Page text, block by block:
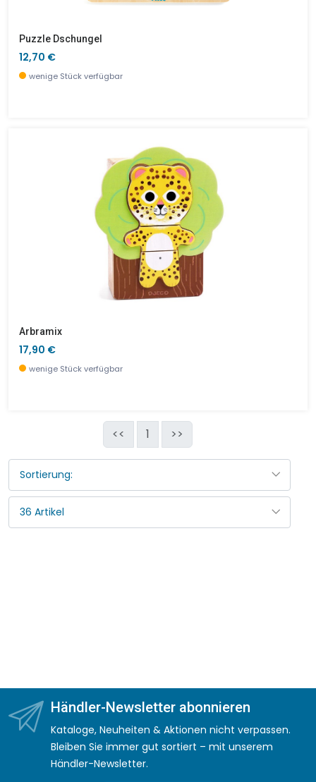
Puzzle Dschungel
12,70 €
wenige Stück verfügbar
Arbramix
17,90 €
wenige Stück verfügbar
<< 1 >>
Händler-Newsletter abonnieren
Kataloge, Neuheiten & Aktionen nicht verpassen.
Bleiben Sie immer gut sortiert – mit unserem
Händler-Newsletter.